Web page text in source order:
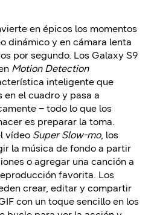
en épicos los momentos
dinámico y en cámara lenta
por segundo. Los Galaxy S9
Motion Detection
inteligente que
el cuadro y pasa a
– todo lo que los
es preparar la toma.
vídeo Super Slow-mo, los
la música de fondo a partir
o agregar una canción a
favorita. Los
crear, editar y compartir
con un toque sencillo en los